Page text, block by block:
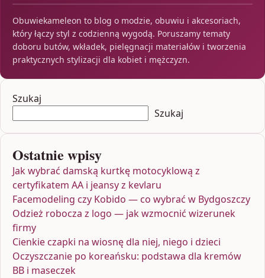
Obuwiekameleon to blog o modzie, obuwiu i akcesoriach,
który łączy styl z codzienną wygodą. Poruszamy tematy
doboru butów, wkładek, pielęgnacji materiałów i tworzenia
praktycznych stylizacji dla kobiet i mężczyzn.
Szukaj
Szukaj
Ostatnie wpisy
Jak wybrać damską kurtkę motocyklową z
certyfikatem AA i jeansy z kevlaru
Facemodeling czy Kobido — co wybrać w Bydgoszczy
Odzież robocza z logo — jak wzmocnić wizerunek
firmy
Cienkie czapki na wiosnę dla niej, niego i dzieci
Oczyszczanie po koreańsku: podstawa dla kremów
BB i maseczek